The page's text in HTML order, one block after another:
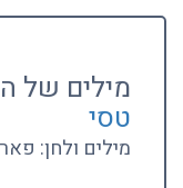
מילים של
טסי
מילים ולחן: פאר